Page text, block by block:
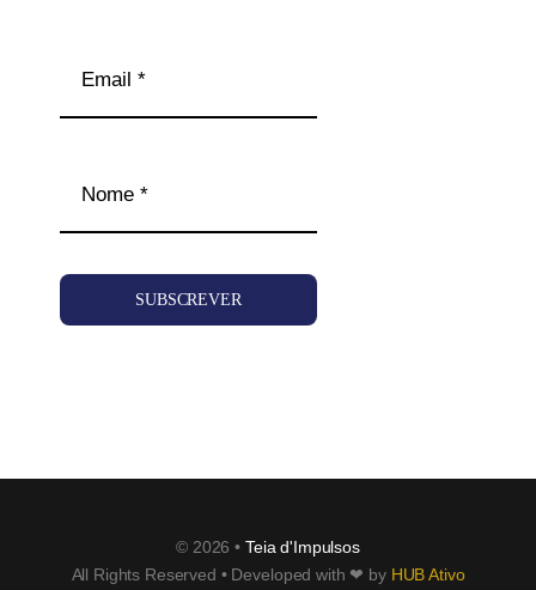
SUBSCREVER
© 2026 • Teia d'Impulsos
All Rights Reserved • Developed with ❤ by HUB Ativo